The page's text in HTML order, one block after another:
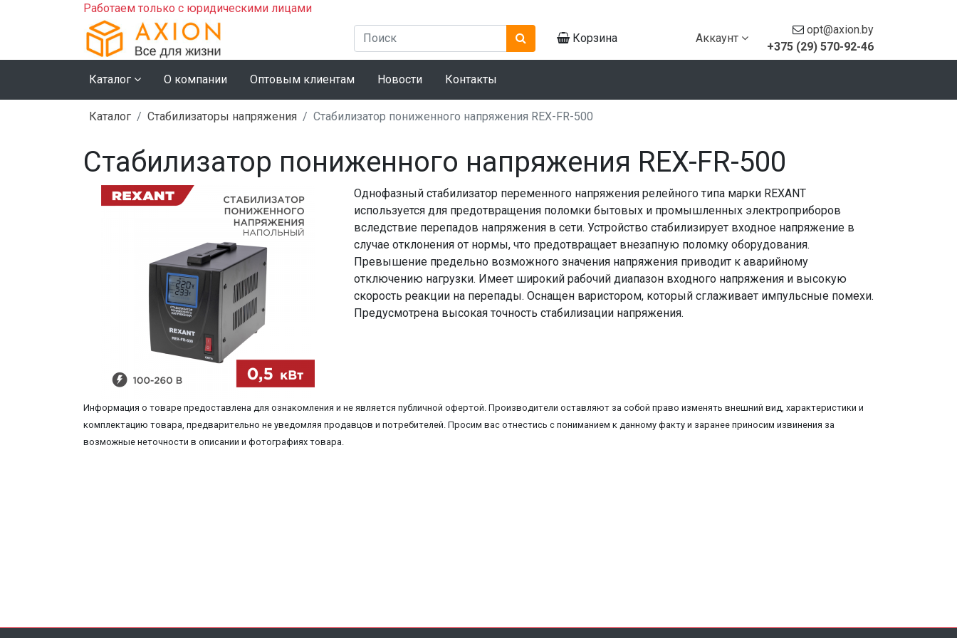
Работаем только с юридическими лицами
Корзина Аккаунт
opt@axion.by
+375 (29) 570-92-46
Каталог О компании Оптовым клиентам Новости Контакты
Каталог Стабилизаторы напряжения Стабилизатор пониженного напряжения REX-FR-500
Стабилизатор пониженного напряжения REX-FR-500
Однофазный стабилизатор переменного напряжения релейного типа марки REXANT
используется для предотвращения поломки бытовых и промышленных электроприборов
вследствие перепадов напряжения в сети. Устройство стабилизирует входное напряжение в
случае отклонения от нормы, что предотвращает внезапную поломку оборудования.
Превышение предельно возможного значения напряжения приводит к аварийному
отключению нагрузки. Имеет широкий рабочий диапазон входного напряжения и высокую
скорость реакции на перепады. Оснащен варистором, который сглаживает импульсные помехи.
Предусмотрена высокая точность стабилизации напряжения.
Информация о товаре предоставлена для ознакомления и не является публичной офертой. Производители оставляют за собой право изменять внешний вид, характеристики и
комплектацию товара, предварительно не уведомляя продавцов и потребителей. Просим вас отнестись с пониманием к данному факту и заранее приносим извинения за
возможные неточности в описании и фотографиях товара.